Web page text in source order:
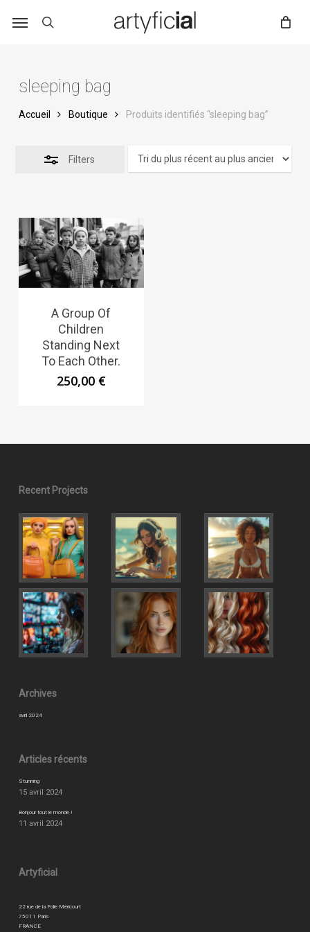
sleeping bag
Accueil Boutique Produits identifiés “sleeping bag”
Filters
A Group Of
Children
Standing Next
To Each Other.
250,00 €
Recent Projects
Archives
avril 2024
Articles récents
Stunning
15 avril 2024
Bonjour tout le monde !
11 avril 2024
Artyficial
22 rue de la Folie Méricourt
75011 Paris
FRANCE